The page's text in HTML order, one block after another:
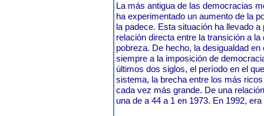
La más antigua de las democracias
ha experimentado un aumento de la
la padece. Esta situación ha llevado
relación directa entre la transición a
pobreza. De hecho, la desigualdad
siempre a la imposición de
últimos dos siglos, el período en el
sistema, la brecha entre los más
cada vez más grande. De una
una de a 44 a 1 en 1973. En 1992,